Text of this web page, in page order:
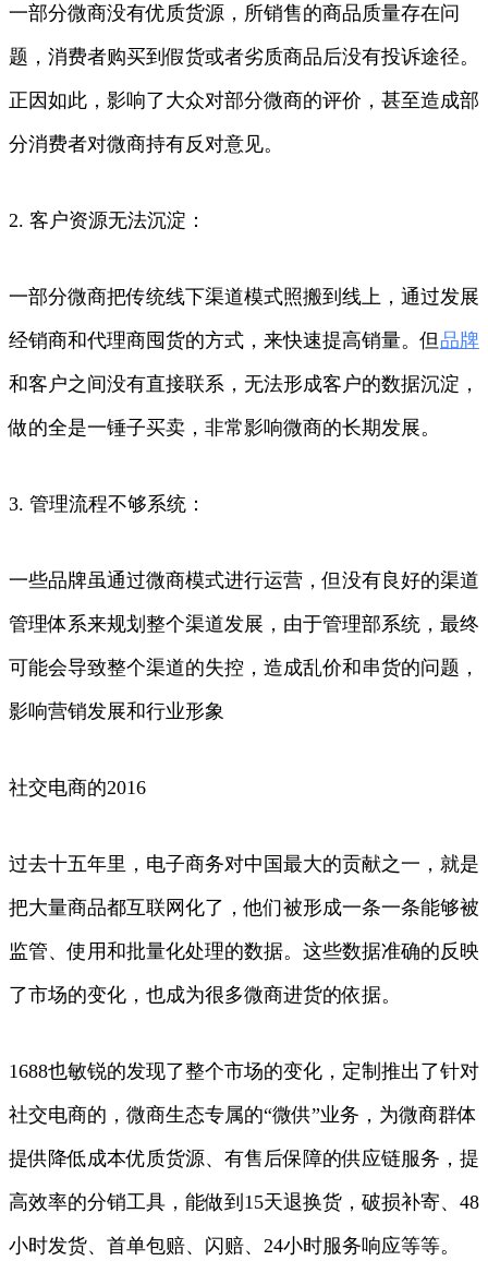
一部分微商没有优质货源，所销售的商品质量存在问
题，消费者购买到假货或者劣质商品后没有投诉途径。
正因如此，影响了大众对部分微商的评价，甚至造成部
分消费者对微商持有反对意见。
2. 客户资源无法沉淀：
一部分微商把传统线下渠道模式照搬到线上，通过发展
经销商和代理商囤货的方式，来快速提高销量。但 品牌
和客户之间没有直接联系，无法形成客户的数据沉淀，
做的全是一锤子买卖，非常影响微商的长期发展。
3. 管理流程不够系统：
一些品牌虽通过微商模式进行运营，但没有良好的渠道
管理体系来规划整个渠道发展，由于管理部系统，最终
可能会导致整个渠道的失控，造成乱价和串货的问题，
影响营销发展和行业形象
社交电商的2016
过去十五年里，电子商务对中国最大的贡献之一，就是
把大量商品都互联网化了，他们被形成一条一条能够被
监管、使用和批量化处理的数据。这些数据准确的反映
了市场的变化，也成为很多微商进货的依据。
1688也敏锐的发现了整个市场的变化，定制推出了针对
社交电商的，微商生态专属的“微供”业务，为微商群体
提供降低成本优质货源、有售后保障的供应链服务，提
高效率的分销工具，能做到15天退换货，破损补寄、48
小时发货、首单包赔、闪赔、24小时服务响应等等。